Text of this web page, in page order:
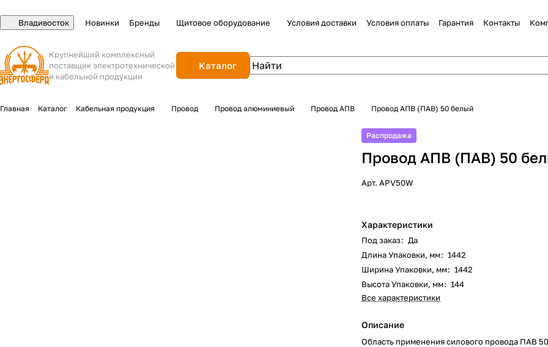
Владивосток Новинки Бренды Щитовое оборудование Условия доставки Условия оплаты Гарантия Контакты
Крупнейший комплексный
поставщик электротехнической
и кабельной продукции
Каталог
Главная Каталог Кабельная продукция Провод Провод алюминиевый Провод АПВ Провод АПВ (ПАВ) 50 белый
Распродажа
Провод АПВ (ПАВ) 50
Арт.APV50W
Характеристики
Под заказ: Да
Длина Упаковки, мм: 1442
Ширина Упаковки, мм: 1442
Высота Упаковки, мм: 144
Все характеристики
Описание
Область применения силового провода ПАВ